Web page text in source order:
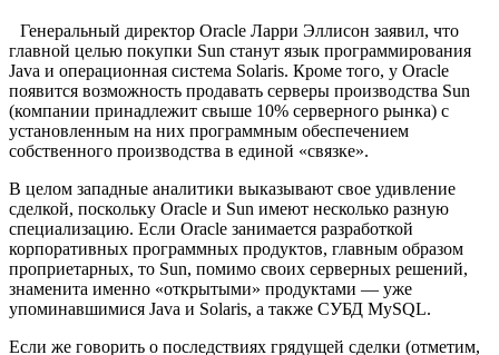
Генеральный директор Oracle Ларри Эллисон заявил, что
главной целью покупки Sun станут язык программирования
Java и операционная система Solaris. Кроме того, у Oracle
появится возможность продавать серверы производства Sun
(компании принадлежит свыше 10% серверного рынка) с
установленным на них программным обеспечением
собственного производства в единой «связке».
В целом западные аналитики выказывают свое удивление
сделкой, поскольку Oracle и Sun имеют несколько разную
специализацию. Если Oracle занимается разработкой
корпоративных программных продуктов, главным образом
проприетарных, то Sun, помимо своих серверных решений,
знаменита именно «открытыми» продуктами — уже
упоминавшимися Java и Solaris, а также СУБД MySQL.
Если же говорить о последствиях грядущей сделки (отметим,